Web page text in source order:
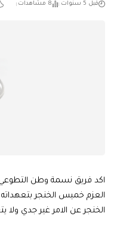
قبل 5 سنوات 8 مشاهدات
اكد فريق نسمة وطن
العزم خميس الخنجر
الخنجر عن الامر غير جدي ولا